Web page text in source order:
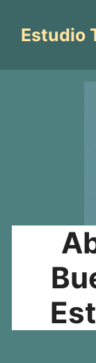
contenido
Estudio